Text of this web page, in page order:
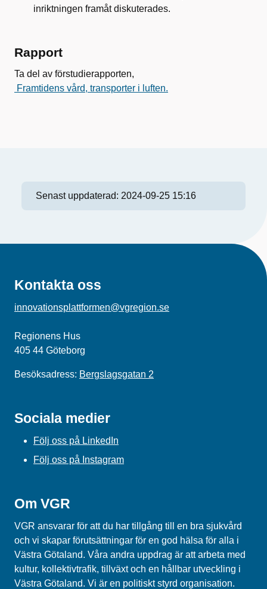
inriktningen framåt diskuterades.
Rapport
Ta del av förstudierapporten,
Framtidens vård, transporter i luften.
Senast uppdaterad: 2024-09-25 15:16
Kontakta oss
innovationsplattformen@vgregion.se
Regionens Hus
405 44 Göteborg
Besöksadress: Bergslagsgatan 2
Sociala medier
Följ oss på LinkedIn
Följ oss på Instagram
Om VGR
VGR ansvarar för att du har tillgång till en bra sjukvård
och vi skapar förutsättningar för en god hälsa för alla i
Västra Götaland. Våra andra uppdrag är att arbeta med
kultur, kollektivtrafik, tillväxt och en hållbar utveckling i
Västra Götaland. Vi är en politiskt styrd organisation.